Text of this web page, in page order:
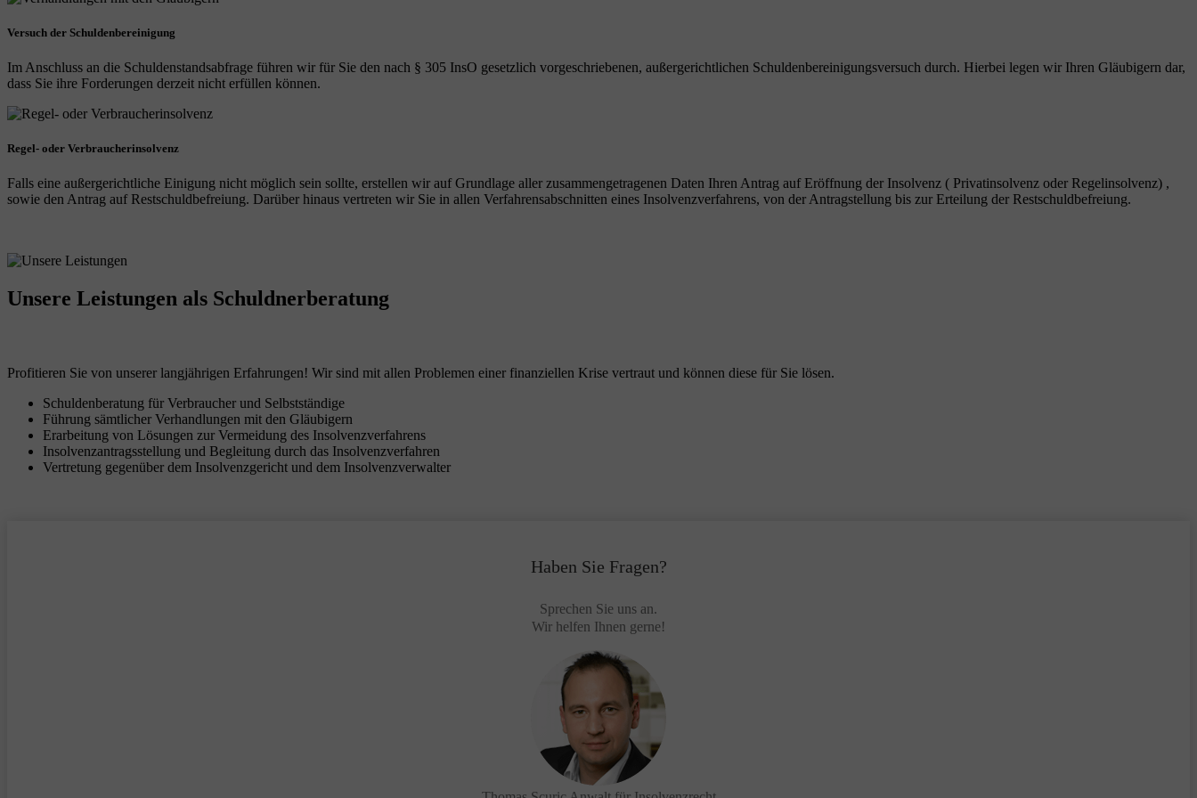
Versuch der Schuldenbereinigung
Im Anschluss an die Schuldenstandsabfrage führen wir für Sie den nach § 305 InsO gesetzlich vorgeschriebenen, außergerichtlichen Schuldenbereinigungsversuch durch. Hierbei legen wir Ihren Gläubigern dar,
dass Sie ihre Forderungen derzeit nicht erfüllen können.
Regel- oder Verbraucherinsolvenz
Falls eine außergerichtliche Einigung nicht möglich sein sollte, erstellen wir auf Grundlage aller zusammengetragenen Daten Ihren Antrag auf Eröffnung der Insolvenz ( Privatinsolvenz oder Regelinsolvenz) ,
sowie den Antrag auf Restschuldbefreiung. Darüber hinaus vertreten wir Sie in allen Verfahrensabschnitten eines Insolvenzverfahrens, von der Antragstellung bis zur Erteilung der Restschuldbefreiung.
Unsere Leistungen als Schuldnerberatung
Profitieren Sie von unserer langjährigen Erfahrungen! Wir sind mit allen Problemen einer finanziellen Krise vertraut und können diese für Sie lösen.
Schuldenberatung für Verbraucher und Selbstständige
Führung sämtlicher Verhandlungen mit den Gläubigern
Erarbeitung von Lösungen zur Vermeidung des Insolvenzverfahrens
Insolvenzantragsstellung und Begleitung durch das Insolvenzverfahren
Vertretung gegenüber dem Insolvenzgericht und dem Insolvenzverwalter
Haben Sie Fragen?
Sprechen Sie uns an.
Wir helfen Ihnen gerne!